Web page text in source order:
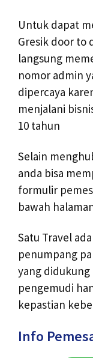
Untuk dapat
Gresik door to
langsung
nomor admin
dipercaya
menjalani
10 tahun
Selain
anda bisa
formulir
bawah
Satu Travel
penumpang
yang
pengemudi
kepastian
Info